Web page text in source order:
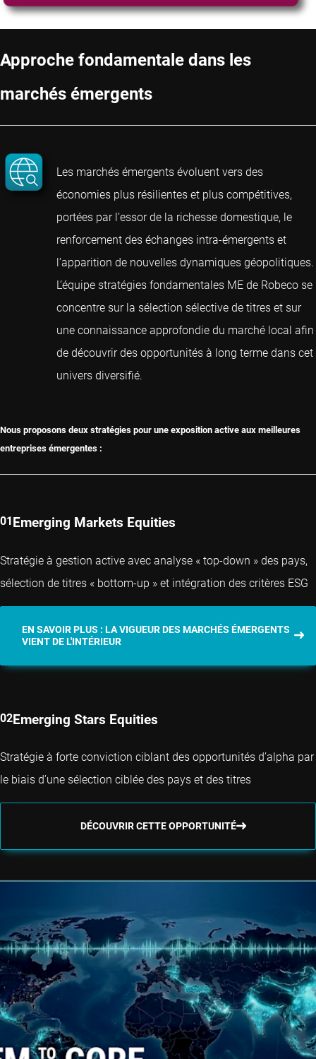
Approche fondamentale dans les
marchés émergents
Les marchés émergents évoluent vers des
économies plus résilientes et plus compétitives,
portées par l’essor de la richesse domestique, le
renforcement des échanges intra-émergents et
l’apparition de nouvelles dynamiques géopolitiques.
L’équipe stratégies fondamentales ME de Robeco se
concentre sur la sélection sélective de titres et sur
une connaissance approfondie du marché local afin
de découvrir des opportunités à long terme dans cet
univers diversifié.
Nous proposons deux stratégies pour une exposition active aux meilleures
entreprises émergentes :
Emerging Markets Equities
Stratégie à gestion active avec analyse « top-down » des pays,
sélection de titres « bottom-up » et intégration des critères ESG
EN SAVOIR PLUS : LA VIGUEUR DES MARCHÉS ÉMERGENTS
VIENT DE L'INTÉRIEUR
Emerging Stars Equities
Stratégie à forte conviction ciblant des opportunités d’alpha par
le biais d’une sélection ciblée des pays et des titres
DÉCOUVRIR CETTE OPPORTUNITÉ